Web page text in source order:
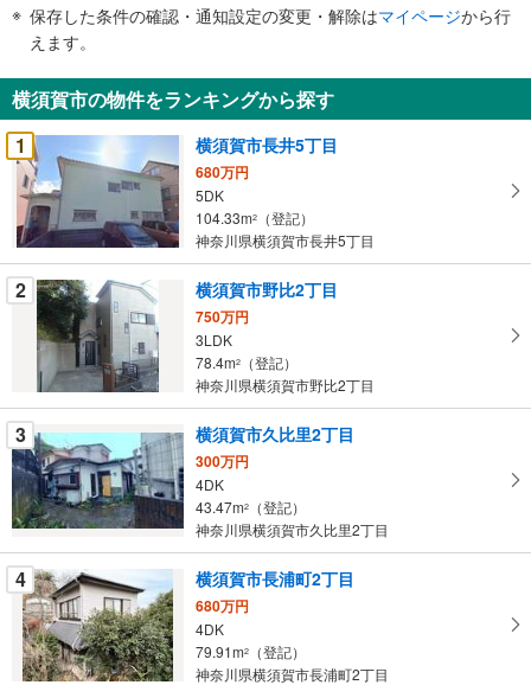
知
を
受
け
取
る
・
条
件
ー
ジ
に
保
存
す
る
保存した条件の確認・通知設定の変更・解除はマイページから行
えます。
横須賀市の物件をランキングから探す
1
横須賀市長井5丁目
680万円
5DK
104.33m2
（登記）
神奈川県横須賀市長井5丁目
2 横須賀市野比2丁目
750万円
3LDK
78.4m2
（登記）
神奈川県横須賀市野比2丁目
3 横須賀市久比里2丁目
300万円
4DK
43.47m2
（登記）
神奈川県横須賀市久比里2丁目
4 横須賀市長浦町2丁目
680万円
4DK
79.91m2
（登記）
神奈川県横須賀市長浦町2丁目